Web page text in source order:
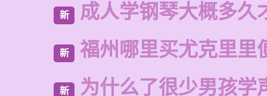
新 成人学钢琴大概多久
新 福州哪里买尤克里里
新 为什么了很少男孩学